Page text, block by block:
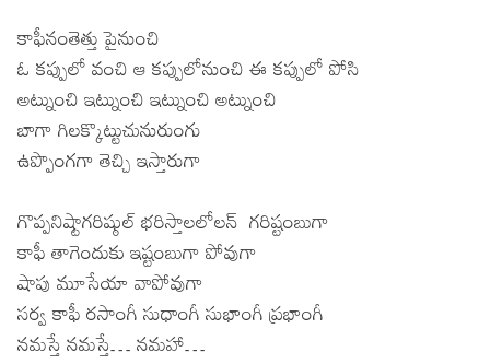
కాఫీనంతెత్తు పైనుంచి
ఓ కప్పులో వంచి ఆ కప్పులోనుంచి ఈ కప్పులో పోసి
అట్నుంచి ఇట్నుంచి ఇట్నుంచి అట్నుంచి
బాగా గిలక్కొట్టుచునురుంగు
ఉప్పొంగగా తెచ్చి ఇస్తారుగా
గొప్పనిష్టాగరిష్ఠుల్ భరిస్తాలలోలన్ గరిష్టంబుగా
కాఫీ తాగెందుకు ఇష్టంబుగా పోవుగా
షాపు మూసేయా వాపోవుగా
సర్వ కాఫీ రసాంగీ సుధాంగీ సుభాంగీ ప్రభాంగీ
నమస్తే నమస్తే… నమహా…